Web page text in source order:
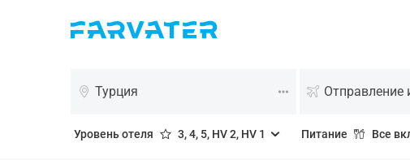
Турция
Уровень отеля 3, 4, 5, HV 2, HV 1 Питание